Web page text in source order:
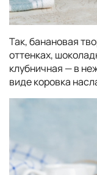
Так, банановая
оттенках,
клубничная — в
виде коровка